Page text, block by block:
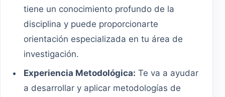
tiene un conocimiento profundo de la
disciplina y puede proporcionarte
orientación especializada en tu área de
investigación.
Experiencia Metodológica: Te va a ayudar
a desarrollar y aplicar metodologías de